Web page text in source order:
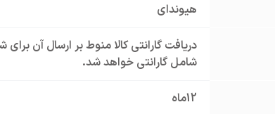
هیوندای
دریافت گارانتی کالا منوط بر ارسال آن
شامل گارانتی خواهد شد.
12ماه